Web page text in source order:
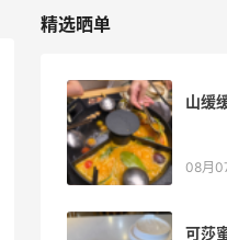
精选晒单
再来
08月
京东